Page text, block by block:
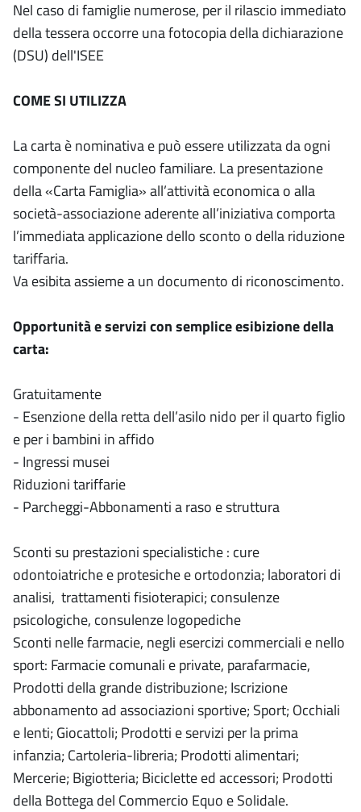
Nel caso di famiglie numerose, per il rilascio immediato
della tessera occorre una fotocopia della dichiarazione
(DSU) dell'ISEE
COME SI UTILIZZA
La carta è nominativa e può essere utilizzata da ogni
componente del nucleo familiare. La presentazione
della «Carta Famiglia» all’attività economica o alla
società-associazione aderente all’iniziativa comporta
l’immediata applicazione dello sconto o della riduzione
tariffaria.
Va esibita assieme a un documento di riconoscimento.
Opportunità e servizi con semplice esibizione della
carta:
Gratuitamente
- Esenzione della retta dell’asilo nido per il quarto figlio
e per i bambini in affido
- Ingressi musei
Riduzioni tariffarie
- Parcheggi-Abbonamenti a raso e struttura
Sconti su prestazioni specialistiche : cure
odontoiatriche e protesiche e ortodonzia; laboratori di
analisi, trattamenti fisioterapici; consulenze
psicologiche, consulenze logopediche
Sconti nelle farmacie, negli esercizi commerciali e nello
sport: Farmacie comunali e private, parafarmacie,
Prodotti della grande distribuzione; Iscrizione
abbonamento ad associazioni sportive; Sport; Occhiali
e lenti; Giocattoli; Prodotti e servizi per la prima
infanzia; Cartoleria-libreria; Prodotti alimentari;
Mercerie; Bigiotteria; Biciclette ed accessori; Prodotti
della Bottega del Commercio Equo e Solidale.